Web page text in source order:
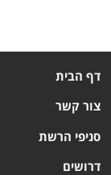
דף הבית
צור קשר
סניפי הרשת
דרושים